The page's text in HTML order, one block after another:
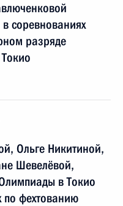
соревнованиях
разряде
Ольге Никитиной,
Шевелёвой,
в Токио
по фехтованию